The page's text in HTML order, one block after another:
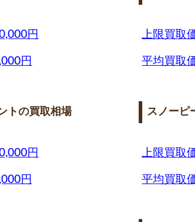
円
円
上限買取
平均買取
トの買取相場
円
円
スノーピ
上限買取
平均買取